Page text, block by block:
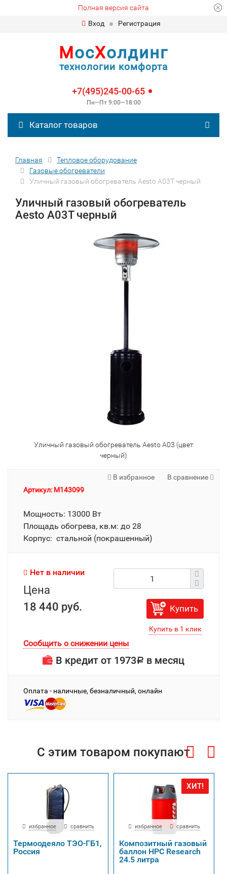
Полная версия сайта
Вход
Регистрация
МосХолдинг
технологии комфорта
+7(495)245-00-65
Пн—Пт 9:00—18:00
Каталог товаров
Главная
Тепловое оборудование
Газовые обогреватели
Уличный газовый обогреватель Aesto A03Т черный
Уличный газовый обогреватель
Aesto A03Т черный
Уличный газовый обогреватель Aesto A03 (цвет
черный)
В избранное
В сравнение
Артикул: M143099
Мощность: 13000 Вт
Площадь обогрева, кв.м: до 28
Корпус: стальной (покрашенный)
Нет в наличии
Цена
18 440 руб.
Купить
Сообщить о снижении цены
В кредит от 1973Р в месяц
Оплата - наличные, безналичный, онлайн
С этим товаром покупают
избранное сравнить
Термоодеяло ТЭО-ГБ1,
Россия
ХИТ!
избранное сравнить
Композитный газовый
баллон HPC Research
24.5 литра